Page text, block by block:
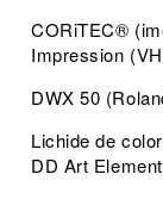
CORiTEC®
Impression
DWX 50
Lichide de
DD Art